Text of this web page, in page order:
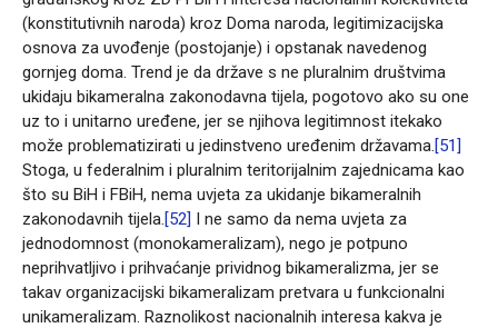
(konstitutivnih naroda) kroz Doma naroda, legitimizacijska
osnova za uvođenje (postojanje) i opstanak navedenog
gornjeg doma. Trend je da države s ne pluralnim društvima
ukidaju bikameralna zakonodavna tijela, pogotovo ako su one
uz to i unitarno uređene, jer se njihova legitimnost itekako
može problematizirati u jedinstveno uređenim državama. [51]
Stoga, u federalnim i pluralnim teritorijalnim zajednicama kao
što su BiH i FBiH, nema uvjeta za ukidanje bikameralnih
zakonodavnih tijela. [52] I ne samo da nema uvjeta za
jednodomnost (monokameralizam), nego je potpuno
neprihvatljivo i prihvaćanje prividnog bikameralizma, jer se
takav organizacijski bikameralizam pretvara u funkcionalni
unikameralizam. Raznolikost nacionalnih interesa kakva je